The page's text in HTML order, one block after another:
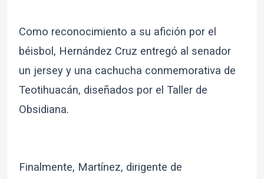
Como reconocimiento a su afición por el
béisbol, Hernández Cruz entregó al senador
un jersey y una cachucha conmemorativa de
Teotihuacán, diseñados por el Taller de
Obsidiana.
Finalmente, Martínez, dirigente de